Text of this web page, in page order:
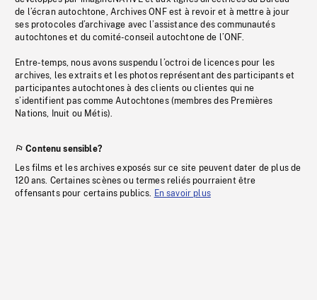
de l’écran autochtone, Archives ONF est à revoir et à mettre à jour
ses protocoles d’archivage avec l’assistance des communautés
autochtones et du comité-conseil autochtone de l’ONF.
Entre-temps, nous avons suspendu l’octroi de licences pour les
archives, les extraits et les photos représentant des participants et
participantes autochtones à des clients ou clientes qui ne
s’identifient pas comme Autochtones (membres des Premières
Nations, Inuit ou Métis).
Contenu sensible?
Les films et les archives exposés sur ce site peuvent dater de plus de
120 ans. Certaines scènes ou termes reliés pourraient être
offensants pour certains publics. En savoir plus